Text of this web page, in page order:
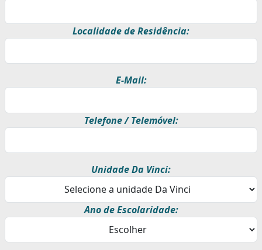
Localidade de Residência:
E-Mail:
Telefone / Telemóvel:
Unidade Da Vinci:
Ano de Escolaridade: